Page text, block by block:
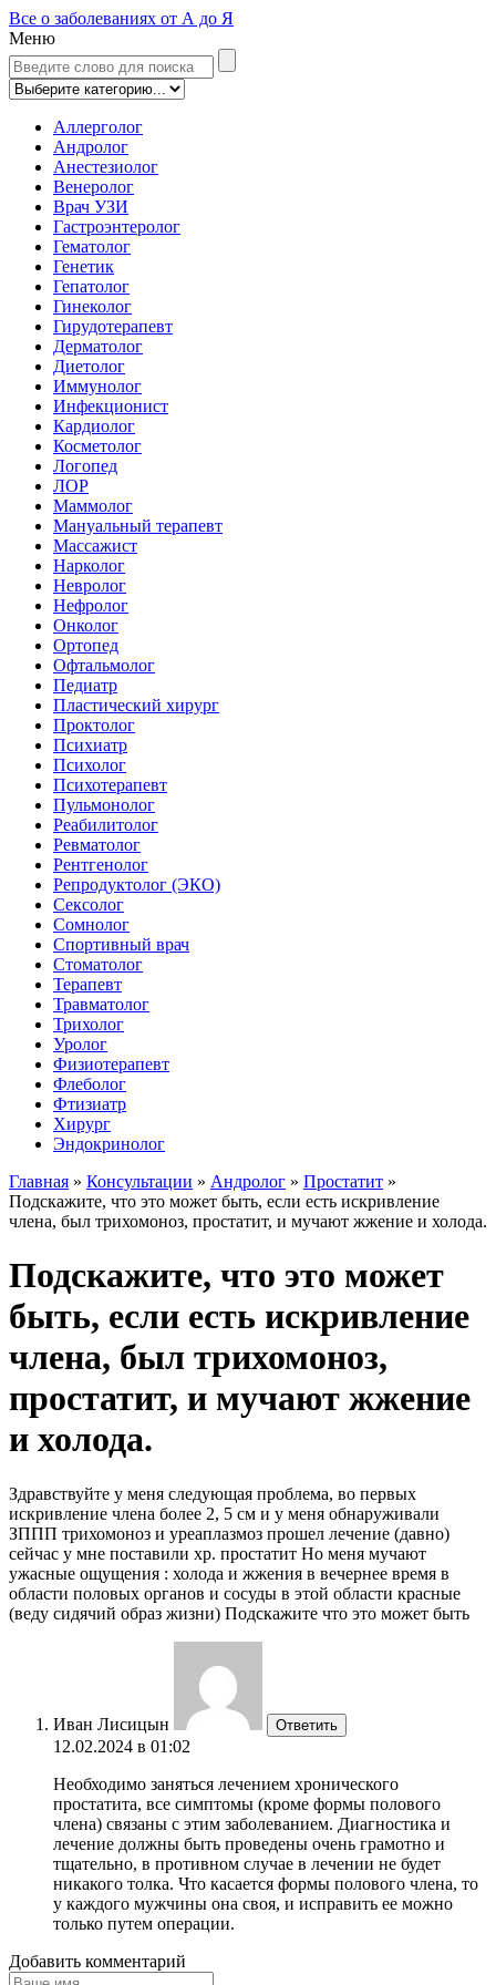
Все о заболеваниях от А до Я
Меню
Аллерголог
Андролог
Анестезиолог
Венеролог
Врач УЗИ
Гастроэнтеролог
Гематолог
Генетик
Гепатолог
Гинеколог
Гирудотерапевт
Дерматолог
Диетолог
Иммунолог
Инфекционист
Кардиолог
Косметолог
Логопед
ЛОР
Маммолог
Мануальный терапевт
Массажист
Нарколог
Невролог
Нефролог
Онколог
Ортопед
Офтальмолог
Педиатр
Пластический хирург
Проктолог
Психиатр
Психолог
Психотерапевт
Пульмонолог
Реабилитолог
Ревматолог
Рентгенолог
Репродуктолог (ЭКО)
Сексолог
Сомнолог
Спортивный врач
Стоматолог
Терапевт
Травматолог
Трихолог
Уролог
Физиотерапевт
Флеболог
Фтизиатр
Хирург
Эндокринолог
Главная » Консультации » Андролог » Простатит »
Подскажите, что это может быть, если есть искривление
члена, был трихомоноз, простатит, и мучают жжение и холода.
Подскажите, что это может
быть, если есть искривление
члена, был трихомоноз,
простатит, и мучают жжение
и холода.
Здравствуйте у меня следующая проблема, во первых
искривление члена более 2, 5 см и у меня обнаруживали
ЗППП трихомоноз и уреаплазмоз прошел лечение (давно)
сейчас у мне поставили хр. простатит Но меня мучают
ужасные ощущения : холода и жжения в вечернее время в
области половых органов и сосуды в этой области красные
(веду сидячий образ жизни) Подскажите что это может быть
Иван Лисицын Ответить
12.02.2024 в 01:02
Необходимо заняться лечением хронического
простатита, все симптомы (кроме формы полового
члена) связаны с этим заболеванием. Диагностика и
лечение должны быть проведены очень грамотно и
тщательно, в противном случае в лечении не будет
никакого толка. Что касается формы полового члена, то
у каждого мужчины она своя, и исправить ее можно
только путем операции.
Добавить комментарий